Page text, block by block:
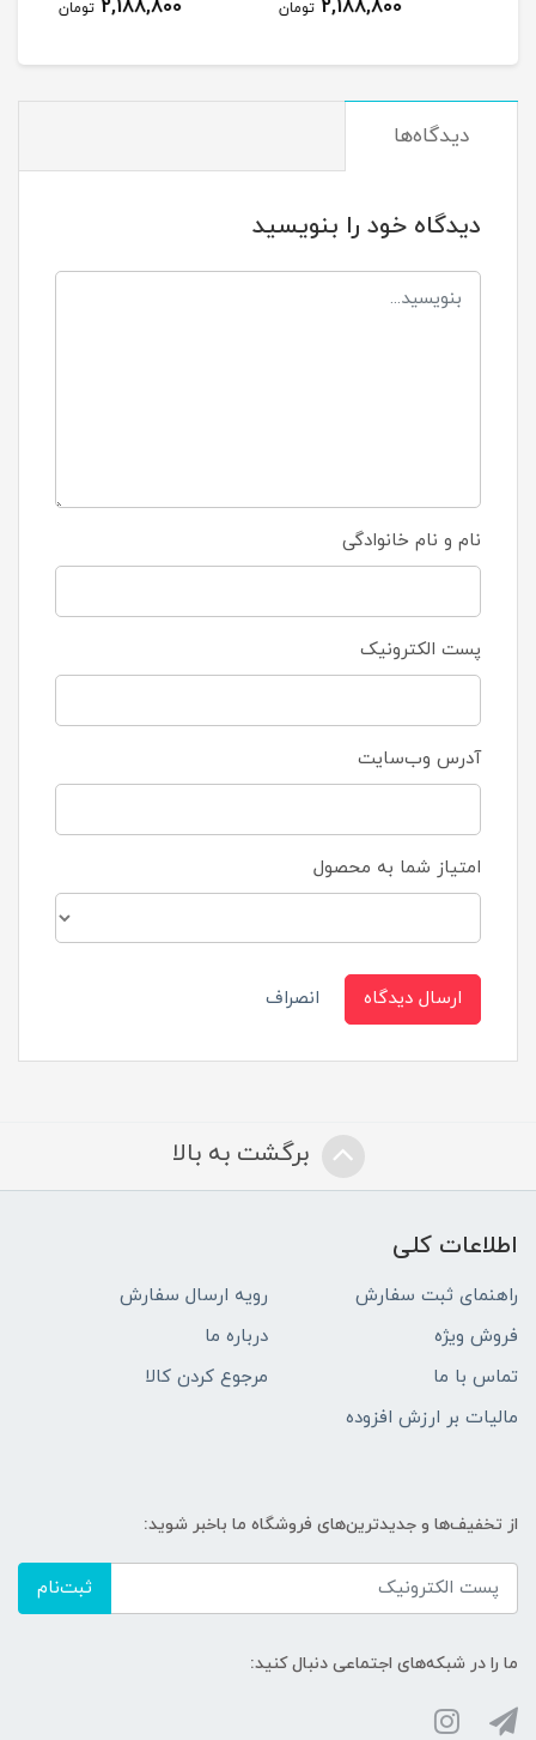
2,188,800 تومان 2,188,800 تومان
دیدگاه‌ها
دیدگاه خود را بنویسید
نام و نام خانوادگی
پست الکترونیک
آدرس وب‌سایت
امتیاز شما به محصول
ارسال دیدگاه انصراف
برگشت به بالا
اطلاعات کلی
راهنمای ثبت سفارش
رویه ارسال سفارش
فروش ویژه
درباره ما
تماس با ما
مرجوع کردن کالا
مالیات بر ارزش افزوده
از تخفیف‌ها و جدیدترین‌های فروشگاه ما باخبر شوید:
ثبت‌نام
ما را در شبکه‌های اجتماعی دنبال کنید: